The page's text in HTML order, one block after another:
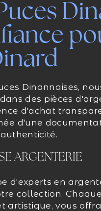
Dinannaises,
des pièces
d'achat
d'une
ARGENTERIE
d'experts en
collection.
artistique, vous